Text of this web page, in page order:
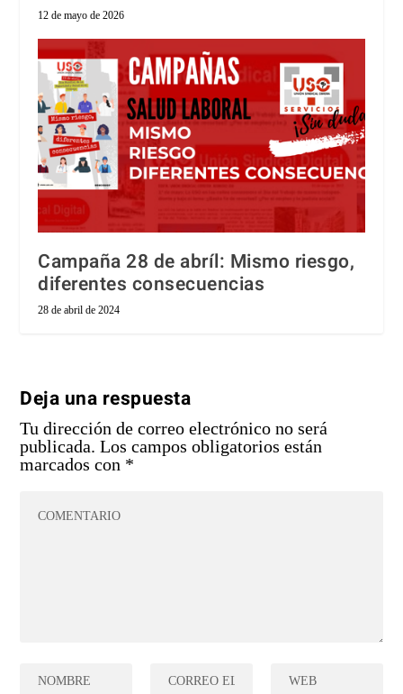
12 de mayo de 2026
Campaña 28 de abríl: Mismo riesgo,
diferentes consecuencias
28 de abril de 2024
Deja una respuesta
Tu dirección de correo electrónico no será
publicada. Los campos obligatorios están
marcados con *